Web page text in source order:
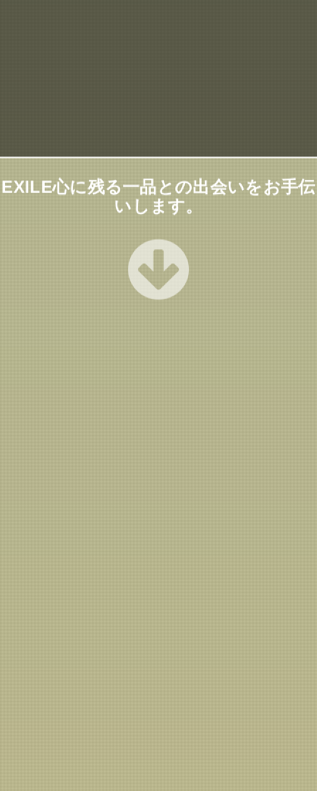
EXILE心に残る一品との出会いをお手伝
いします。